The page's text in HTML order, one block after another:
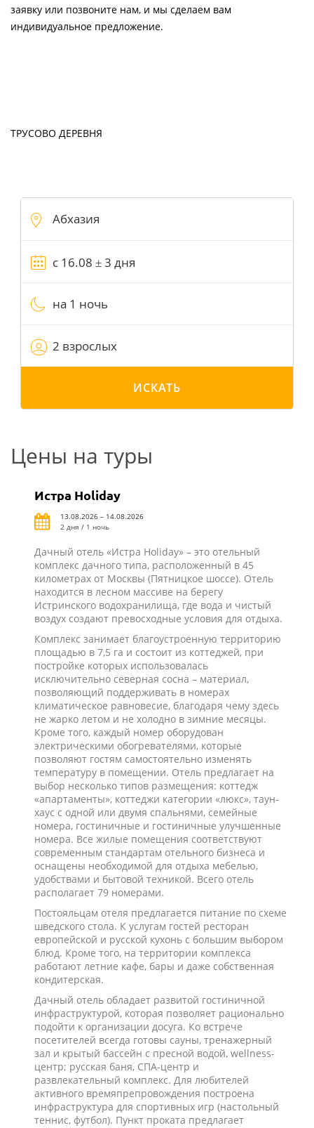
заявку или позвоните нам, и мы сделаем вам
индивидуальное предложение.
ТРУСОВО ДЕРЕВНЯ
на 1 ночь
2 взрослых
ИСКАТЬ
Цены на туры
Истра Holiday
13.08.2026 – 14.08.2026
2 дня / 1 ночь
Дачный отель «Истра Holiday» – это отельный
комплекс дачного типа, расположенный в 45
километрах от Москвы (Пятницкое шоссе). Отель
находится в лесном массиве на берегу
Истринского водохранилища, где вода и чистый
воздух создают превосходные условия для отдыха.
Комплекс занимает благоустроенную территорию
площадью в 7,5 га и состоит из коттеджей, при
постройке которых использовалась
исключительно северная сосна – материал,
позволяющий поддерживать в номерах
климатическое равновесие, благодаря чему здесь
не жарко летом и не холодно в зимние месяцы.
Кроме того, каждый номер оборудован
электрическими обогревателями, которые
позволяют гостям самостоятельно изменять
температуру в помещении. Отель предлагает на
выбор несколько типов размещения: коттедж
«апартаменты», коттеджи категории «люкс», таун-
хаус с одной или двумя спальнями, семейные
номера, гостиничные и гостиничные улучшенные
номера. Все жилые помещения соответствуют
современным стандартам отельного бизнеса и
оснащены необходимой для отдыха мебелью,
удобствами и бытовой техникой. Всего отель
располагает 79 номерами.
Постояльцам отеля предлагается питание по схеме
шведского стола. К услугам гостей ресторан
европейской и русской кухонь с большим выбором
блюд. Кроме того, на территории комплекса
работают летние кафе, бары и даже собственная
кондитерская.
Дачный отель обладает развитой гостиничной
инфраструктурой, которая позволяет рационально
подойти к организации досуга. Ко встрече
посетителей всегда готовы сауны, тренажерный
зал и крытый бассейн с пресной водой, wellness-
центр; русская баня, СПА-центр и
развлекательный комплекс. Для любителей
активного времяпрепровождения построена
инфраструктура для спортивных игр (настольный
теннис, футбол). Пункт проката предлагает